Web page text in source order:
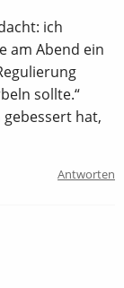
ich
am Abend ein
sollte.“
gebessert hat,
Antworten